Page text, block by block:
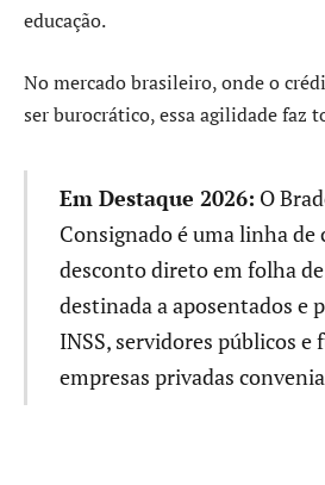
educação.
No mercado brasileiro, onde o
ser burocrático, essa agilidade faz
Em Destaque 2026: O
Consignado é uma linha de
desconto direto em folha
destinada a aposentados e
INSS, servidores públicos e
empresas privadas